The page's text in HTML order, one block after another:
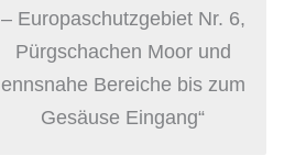
– Europaschutzgebiet Nr. 6,
Pürgschachen Moor und
ennsnahe Bereiche bis zum
Gesäuse Eingang“